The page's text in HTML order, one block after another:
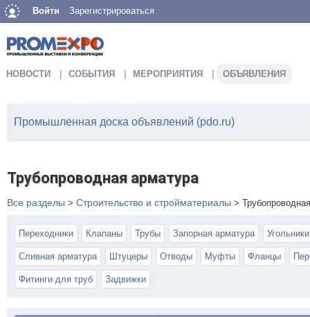
Войти Зарегистрироваться
НОВОСТИ СОБЫТИЯ МЕРОПРИЯТИЯ ОБЪЯВЛЕНИЯ
Промышленная доска объявлений (pdo.ru)
Трубопроводная арматура
Все разделы > Строительство и стройматериалы >
Переходники Клапаны Трубы Запорная арматура
Сливная арматура Штуцеры Отводы Муфты Фланцы
Фитинги для труб Задвижки